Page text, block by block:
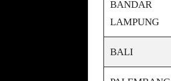
BANDAR
LAMPUNG
BALI